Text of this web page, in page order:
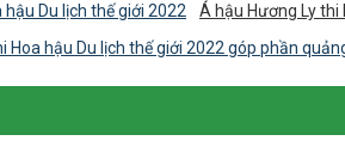
Á hậu Hương Ly thi